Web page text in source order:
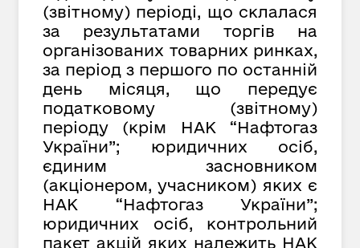
(звітному) періоді, що склалася
за результатами торгів на
організованих товарних ринках,
за період з першого по останній
день місяця, що передує
податковому (звітному)
періоду (крім НАК “Нафтогаз
України”; юридичних осіб,
єдиним засновником
(акціонером, учасником) яких є
НАК “Нафтогаз України”;
юридичних осіб, контрольний
пакет акцій яких належить НАК